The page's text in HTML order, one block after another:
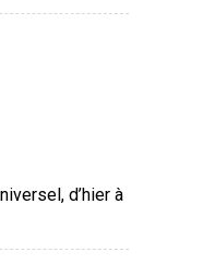
d’hier à